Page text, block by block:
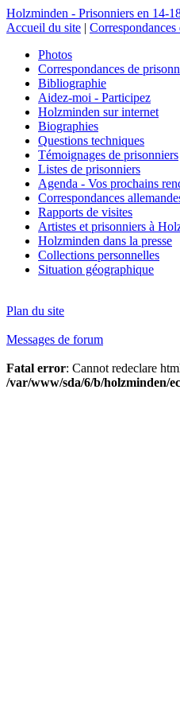
Holzminden - Prisonniers en 14-
Accueil du site |
Photos
Correspondances de
Bibliographie
Aidez-moi - Participez
Holzminden sur internet
Biographies
Questions techniques
Témoignages de prisonniers
Listes de prisonniers
Agenda - Vos prochains
Correspondances
Rapports de visites
Artistes et prisonniers à
Holzminden dans la presse
Collections personnelles
Situation géographique
Plan du site
Messages de forum
Fatal error: Cannot redeclare
/var/www/sda/6/b/holzminden/